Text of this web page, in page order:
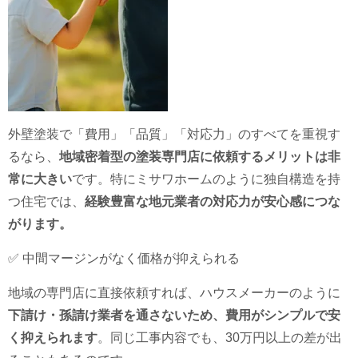
外壁塗装で「費用」「品質」「対応力」のすべてを重視す
るなら、 地域密着型の塗装専門店に依頼するメリットは非
常に大きいです。特にミサワホームのように独自構造を持
つ住宅では、 経験豊富な地元業者の対応力が安心感につな
がります。
✅ 中間マージンがなく価格が抑えられる
地域の専門店に直接依頼すれば、ハウスメーカーのように
下請け・孫請け業者を通さないため、費用がシンプルで安
く抑えられます。同じ工事内容でも、30万円以上の差が出